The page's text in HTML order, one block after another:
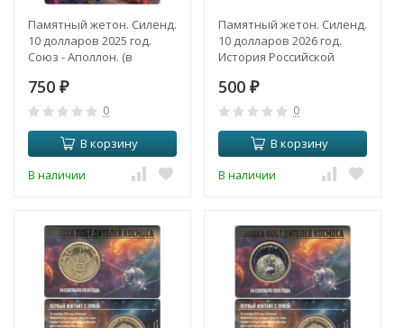
Памятный жетон. Силенд.
10 долларов 2025 год.
Союз - Аполлон. (в
750 ₽
0
В корзину
В наличии
Памятный жетон. Силенд.
10 долларов 2026 год.
История Российской
Гагарин.
500 ₽
0
В корзину
В наличии